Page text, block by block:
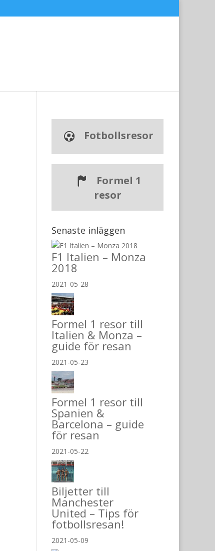
Fotbollsresor
Formel 1
resor
Senaste inläggen
F1 Italien – Monza
2018
2021-05-28
Formel 1 resor till
Italien & Monza –
guide för resan
2021-05-23
Formel 1 resor till
Spanien &
Barcelona – guide
för resan
2021-05-22
Biljetter till
Manchester
United – Tips för
fotbollsresan!
2021-05-09